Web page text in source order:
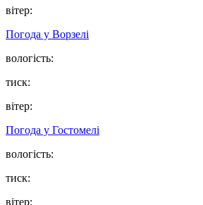
вітер:
Погода у Ворзелі
вологість:
тиск:
вітер:
Погода у Гостомелі
вологість:
тиск:
вітер: